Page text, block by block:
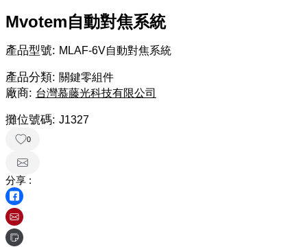
Mvotem自動對焦系統
產品型號: MLAF-6V自動對焦系統
產品分類: 關鍵零組件
廠商: 台灣慕藤光科技有限公司
攤位號碼: J1327
0
分享 :